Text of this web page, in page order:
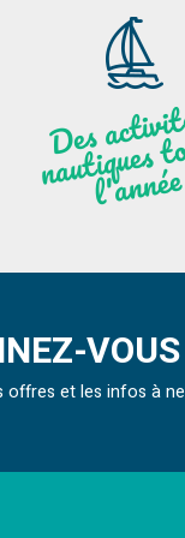
quesnée
offres et les infos à